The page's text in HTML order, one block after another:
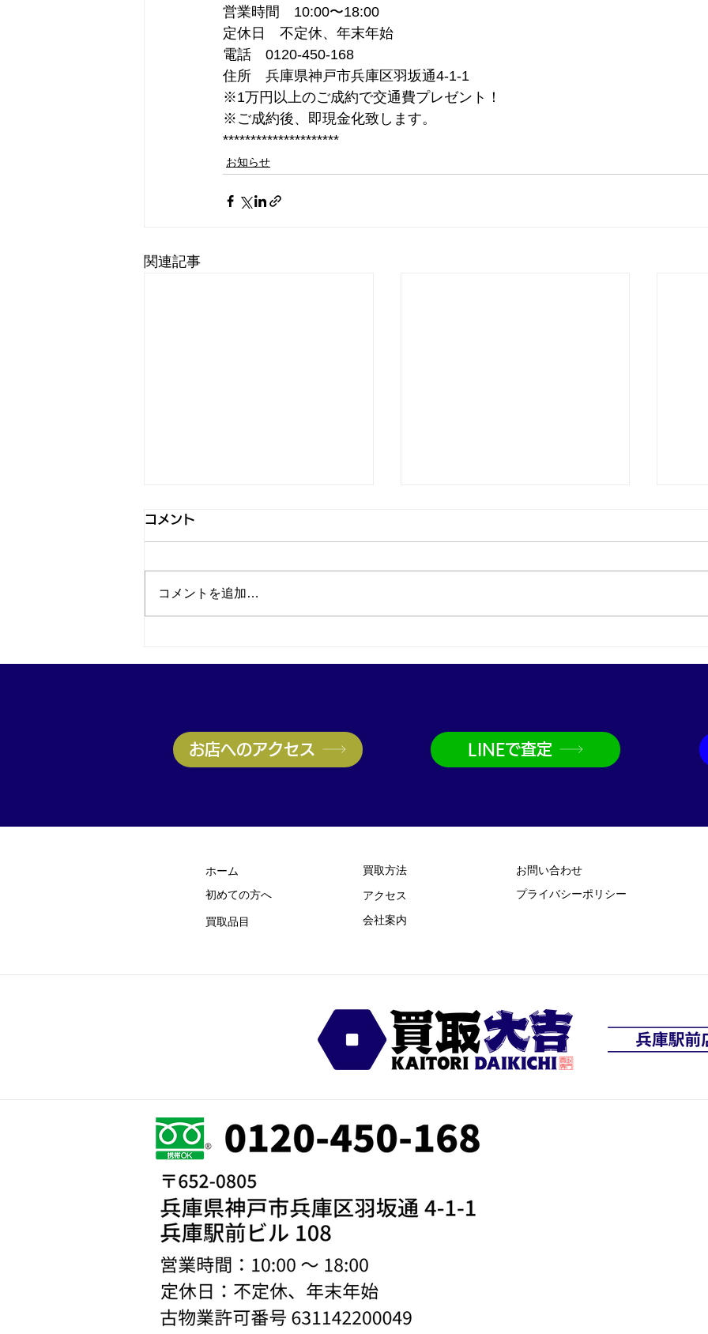
営業時間　10:00〜18:00
定休日　不定休、年末年始
電話　0120-450-168
住所　兵庫県神戸市兵庫区羽坂通4-1-1
※1万円以上のご成約で交通費プレゼント！
※ご成約後、即現金化致します。
*********************
お知らせ
関連記事
コメント
コメントを追加…
お店へのアクセス LINEで査定
ホーム
初めての方​へ
買取品目
買取方法
​アクセス
お問い合わせ
プライバシーポリシー
​会社案内